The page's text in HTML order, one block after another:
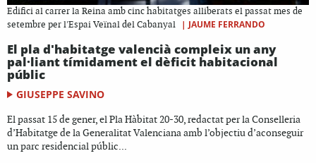
Edifici al carrer la Reina amb cinc habitatges alliberats el passat mes de
setembre per l'Espai Veïnal del Cabanyal
| JAUME FERRANDO
El pla d'habitatge valencià compleix un any
pal·liant tímidament el dèficit habitacional
públic
GIUSEPPE SAVINO
El passat 15 de gener, el Pla Hàbitat 20-30, redactat per la Conselleria
d’Habitatge de la Generalitat Valenciana amb l’objectiu d’aconseguir
un parc residencial públic...